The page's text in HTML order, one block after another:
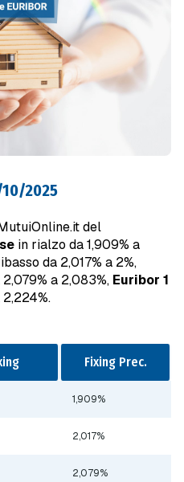
2025
del
in rialzo da 1,909% a
da 2,017% a 2%,
a 2,083%, Euribor 1
Fixing Prec.
1,909%
2,017%
2,079%